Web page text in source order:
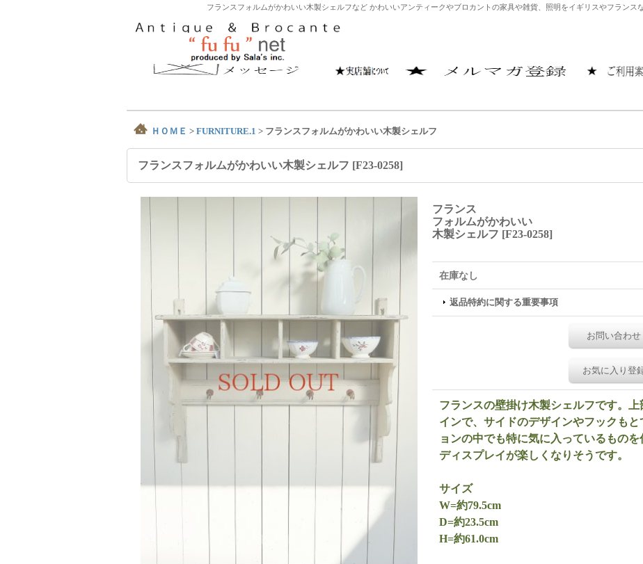
フランスフォルムがかわいい木製シェルフなど かわいいアンティークやブロカントの家具や雑貨、照明をイギリスやフランス
ＨＯＭＥ > FURNITURE.1 > フランスフォルムがかわいい木製シェルフ
フランスフォルムがかわいい木製シェルフ [F23-0258]
フランス
フォルムがかわいい
木製シェルフ [F23-0258]
在庫なし
返品特約に関する重要事項
お問い合わせ
お気に入り登
フランスの壁掛け木製シェルフです。
インで、サイドのデザインやフックも
ョンの中でも特に気に入っているもの
ディスプレイが楽しくなりそうです。
サイズ
W=約79.5cm
D=約23.5cm
H=約61.0cm